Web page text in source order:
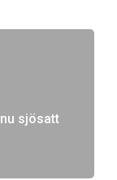
sjösatt